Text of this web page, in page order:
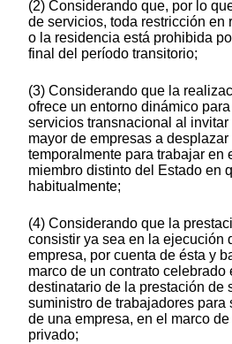
(2) Considerando que, por lo
de servicios, toda restricción en
o la residencia está prohibida
final del período transitorio;
(3) Considerando que la
ofrece un entorno dinámico
servicios transnacional al
mayor de empresas a
temporalmente para trabajar en
miembro distinto del Estado en
habitualmente;
(4) Considerando que la
consistir ya sea en la ejecución
empresa, por cuenta de ésta y
marco de un contrato celebrado
destinatario de la prestación de
suministro de trabajadores para
de una empresa, en el marco
privado;